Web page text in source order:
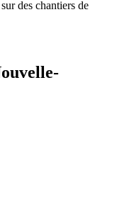
des chantiers de